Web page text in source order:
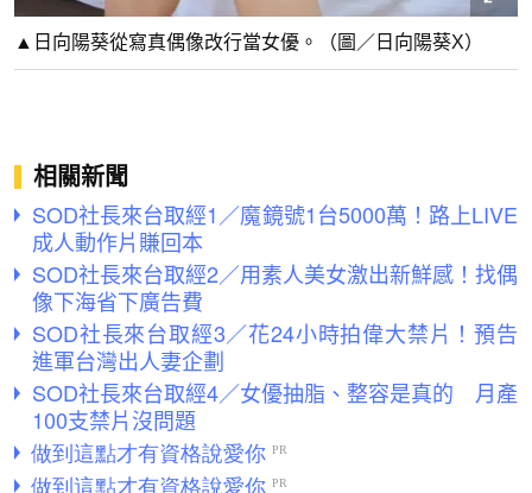
▲日向陽葵從寫真偶像改行當女優。（圖／日向陽葵X）
相關新聞
SOD社長來台取經1／魔鏡號1台5000萬！路上LIVE
成人動作片賺回本
SOD社長來台取經2／用素人美女激出新鮮感！找偶
像下海省下廣告費
SOD社長來台取經3／花24小時拍偉大禁片！預告
進軍台灣出人妻企劃
SOD社長來台取經4／女優抽脂、整容是真的 月產
100支禁片沒問題